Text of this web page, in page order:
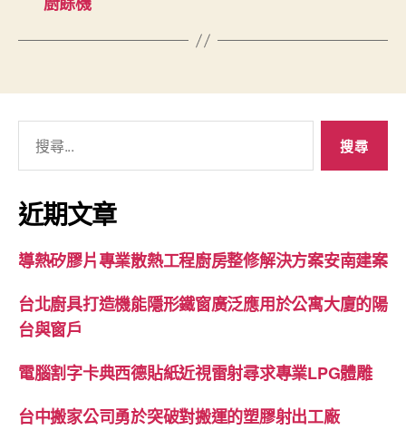
關
鍵
字:
近期文章
導熱矽膠片專業散熱工程廚房整修解決方案安南建案
台北廚具打造機能隱形鐵窗廣泛應用於公寓大廈的陽
台與窗戶
電腦割字卡典西德貼紙近視雷射尋求專業LPG體雕
台中搬家公司勇於突破對搬運的塑膠射出工廠